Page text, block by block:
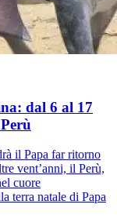
dal 6 al 17
il Papa far ritorno
vent’anni, il Perù,
cuore
terra natale di Papa